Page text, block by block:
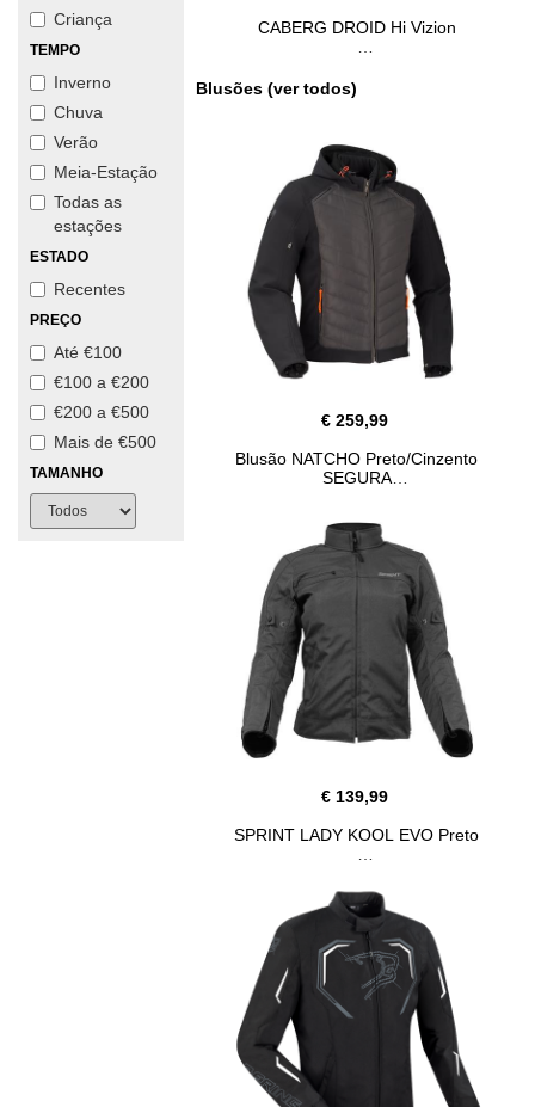
Criança
TEMPO
Inverno
Chuva
Verão
Meia-Estação
Todas as
estações
ESTADO
Recentes
PREÇO
Até €100
€100 a €200
€200 a €500
Mais de €500
TAMANHO
CABERG DROID Hi Vizion
Blusões (ver todos)
€ 259,99
Blusão NATCHO Preto/Cinzento
SEGURA
€ 139,99
SPRINT LADY KOOL EVO Preto